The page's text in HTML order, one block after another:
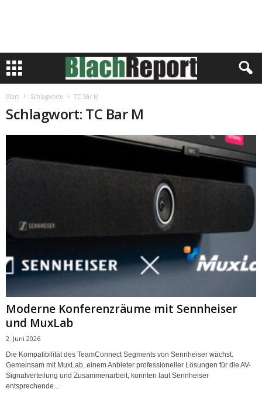
Start Schlagworte TC Bar M
Schlagwort: TC Bar M
Moderne Konferenzräume mit Sennheiser
und MuxLab
2. Juni 2026
Die Kompatibilität des TeamConnect Segments von Sennheiser wächst.
Gemeinsam mit MuxLab, einem Anbieter professioneller Lösungen für die AV-
Signalverteilung und Zusammenarbeit, konnten laut Sennheiser
entsprechende...